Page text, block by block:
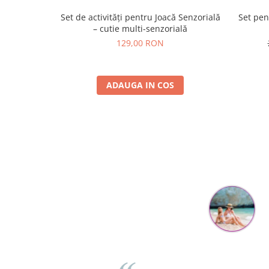
Set de activități pentru Joacă Senzorială
– cutie multi-senzorială
129,00 RON
ADAUGA IN COS
Set